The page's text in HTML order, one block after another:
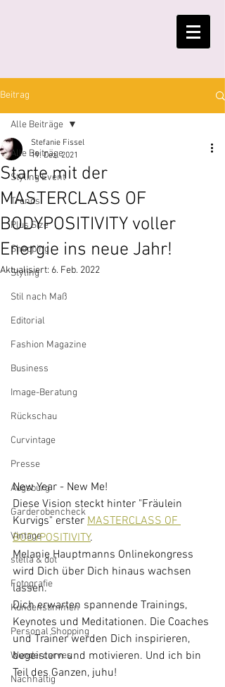
Beitrag
Alle Beiträge
Styling Event
Trends
Plus Size
Shopping
Styling
Stil nach Maß
Editorial
Fashion Magazine
Business
Image-Beratung
Rückschau
Curvintage
Presse
Augsburg
Garderobencheck
Vintage
stella & dot
Fotografie
Kundenstimmen
Personal Shopping
Wundercurves
Nachhaltig
Alle Beiträge
Starte mit der
MASTERCLASS OF
BODYPOSITIVITY voller
Energie ins neue Jahr!
Stefanie Fissel
19. Dez. 2021
Aktualisiert: 6. Feb. 2022
New Year - New Me!
Diese Vision steckt hinter "Fräulein
Kurvigs" erster MASTERCLASS OF
BODYPOSITIVITY.
Melanie Hauptmanns Onlinekongress
wird Dich über Dich hinaus wachsen
lassen.
Dich erwarten spannende Trainings,
Keynotes und Meditationen. Die Coaches
und Trainer werden Dich inspirieren,
begeistern und motivieren. Und ich bin
Teil des Ganzen, juhu!